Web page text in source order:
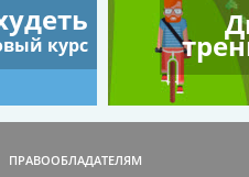
курс
ПРАВООБЛАДАТЕЛЯМ